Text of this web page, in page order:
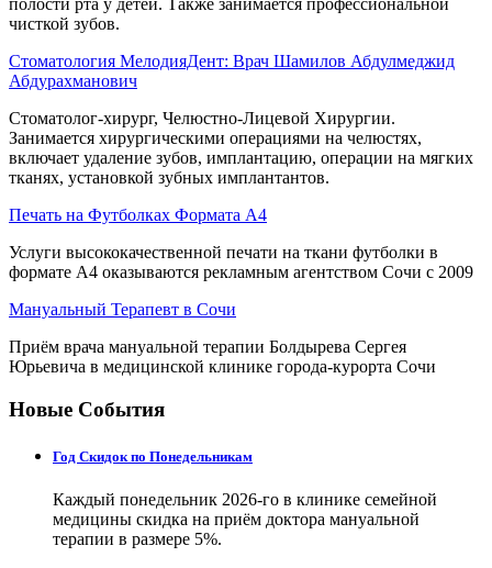
полости рта у детей. Также занимается профессиональной
чисткой зубов.
Стоматология МелодияДент: Врач Шамилов Абдулмеджид
Абдурахманович
Стоматолог-хирург, Челюстно-Лицевой Хирургии.
Занимается хирургическими операциями на челюстях,
включает удаление зубов, имплантацию, операции на мягких
тканях, установкой зубных имплантантов.
Печать на Футболках Формата А4
Услуги высококачественной печати на ткани футболки в
формате А4 оказываются рекламным агентством Сочи с 2009
Мануальный Терапевт в Сочи
Приём врача мануальной терапии Болдырева Сергея
Юрьевича в медицинской клинике города-курорта Сочи
Новые События
Год Скидок по Понедельникам
Каждый понедельник 2026-го в клинике семейной
медицины скидка на приём доктора мануальной
терапии в размере 5%.